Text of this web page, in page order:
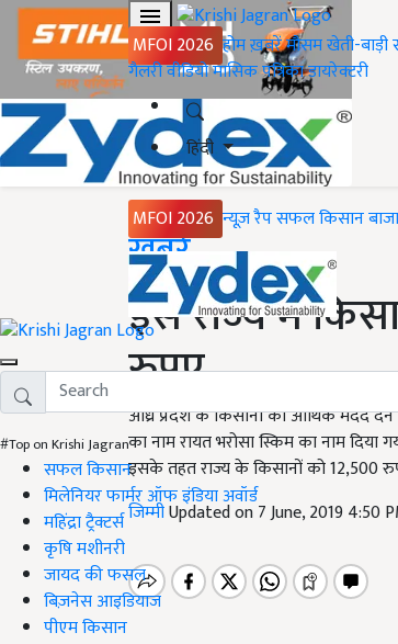
MFOI 2026 होमख़बरेंमौसमखेती-बाड़ी
गैलरीवीडियोमासिक पत्रिकाडायरेक्टरी
हिंदी
MFOI 2026 न्यूज़ रैपसफल किसान
#Top on Krishi Jagran
सफल किसान
मिलेनियर फार्मर ऑफ इंडिया अवॉर्ड
महिंद्रा ट्रैक्टर्स
कृषि मशीनरी
जायद की फसल
बिज़नेस आइडियाज
पीएम किसान
Home
ख़बरें
इस राज्य में
रुपए
आंध्र प्रदेश के किसानों को आर्थिक मदद देने
का नाम रायत भरोसा स्किम का नाम
इसके तहत राज्य के किसानों को 12,500
जिम्मीUpdated on 7 June, 2019 4:50